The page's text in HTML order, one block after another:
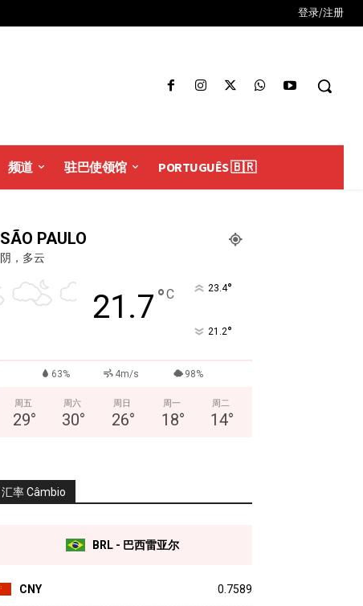
登录/注册
频道 驻巴使领馆 PORTUGUÊS 🇧🇷
SÃO PAULO
阴，多云
21.7°C 23.4°
21.2°
63% 4m/s 98%
周五
29°
周六
30°
周日
26°
周一
18°
周二
14°
汇率 Câmbio
BRL - 巴西雷亚尔
CNY 0.7589